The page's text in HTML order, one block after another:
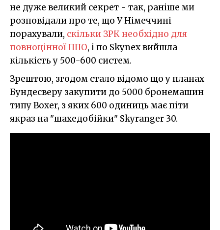
не дуже великий секрет - так, раніше ми
розповідали про те, що У Німеччині
порахували, скільки ЗРК необхідно для
повноцінної ППО, і по Skynex вийшла
кількість у 500-600 систем.
Зрештою, згодом стало відомо що у планах
Бундесверу закупити до 5000 бронемашин
типу Boxer, з яких 600 одиниць має піти
якраз на "шахедобійки" Skyranger 30.